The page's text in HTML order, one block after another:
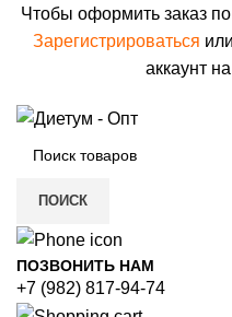
Чтобы оформить заказ
Зарегистрироваться или
аккаунт
ПОИСК
ПОЗВОНИТЬ НАМ
+7 (982) 817-94-74